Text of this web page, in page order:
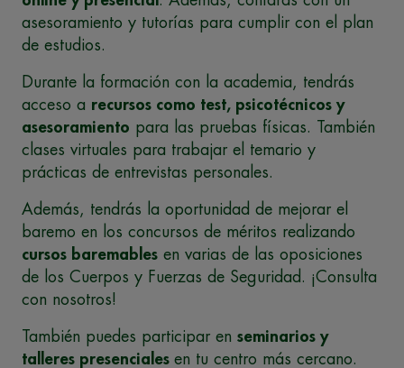
asesoramiento y tutorías para cumplir con el plan
de estudios.
Durante la formación con la academia, tendrás
acceso a recursos como test, psicotécnicos y
asesoramiento para las pruebas físicas. También
clases virtuales para trabajar el temario y
prácticas de entrevistas personales.
Además, tendrás la oportunidad de mejorar el
baremo en los concursos de méritos realizando
cursos baremables en varias de las oposiciones
de los Cuerpos y Fuerzas de Seguridad. ¡Consulta
con nosotros!
También puedes participar en seminarios y
talleres presenciales en tu centro más cercano.